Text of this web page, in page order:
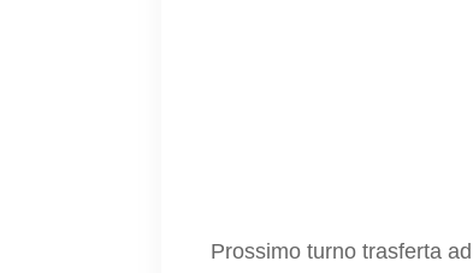
Prossimo turno trasferta